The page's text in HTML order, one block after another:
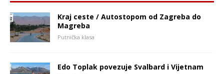
Kraj ceste / Autostopom od Zagreba do
Magreba
Putnička klasa
Edo Toplak povezuje Svalbard i Vijetnam